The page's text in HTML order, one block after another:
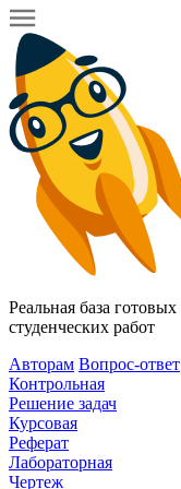
Реальная база готовых
студенческих работ
Авторам Вопрос-ответ
Контрольная
Решение задач
Курсовая
Реферат
Лабораторная
Чертеж